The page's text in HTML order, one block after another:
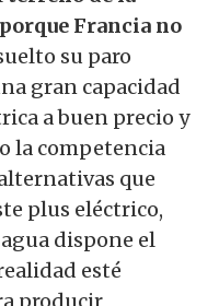
Francia no
su paro
gran capacidad
a buen precio y
la competencia
que
plus eléctrico,
dispone el
esté
producir